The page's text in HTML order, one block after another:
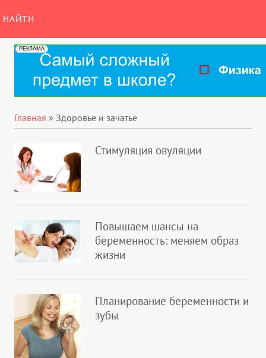
НАЙТИ
Главная » Здоровье и зачатье
Стимуляция овуляции
Повышаем шансы на
беременность: меняем образ
жизни
Планирование беременности и
зубы